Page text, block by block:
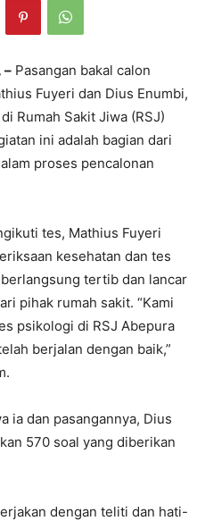
– Pasangan bakal calon
Fuyeri dan Dius Enumbi,
Rumah Sakit Jiwa (RSJ)
ini adalah bagian dari
proses pencalonan
tes, Mathius Fuyeri
kesehatan dan tes
tertib dan lancar
pihak rumah sakit. “Kami
psikologi di RSJ Abepura
berjalan dengan baik,”
ia dan pasangannya, Dius
570 soal yang diberikan
dengan teliti dan hati-